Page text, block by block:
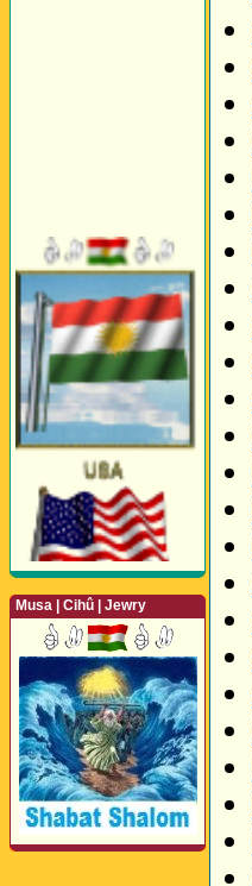
Perwerde ya Zimanê
Kurdî û Îngîlîzî
Musa | Cihû | Jewry